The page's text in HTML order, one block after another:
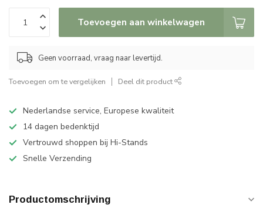
Toevoegen aan winkelwagen
Geen voorraad, vraag naar levertijd.
Toevoegen om te vergelijken Deel dit product
Nederlandse service, Europese kwaliteit
14 dagen bedenktijd
Vertrouwd shoppen bij Hi-Stands
Snelle Verzending
Productomschrijving